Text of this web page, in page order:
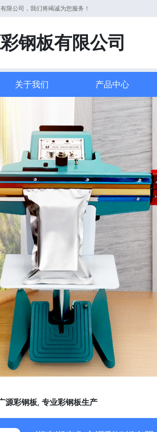
限公司，我们将竭诚为您服务！
钢板有限公司
关于我们 产品中心
源彩钢板, 专业彩钢板生产